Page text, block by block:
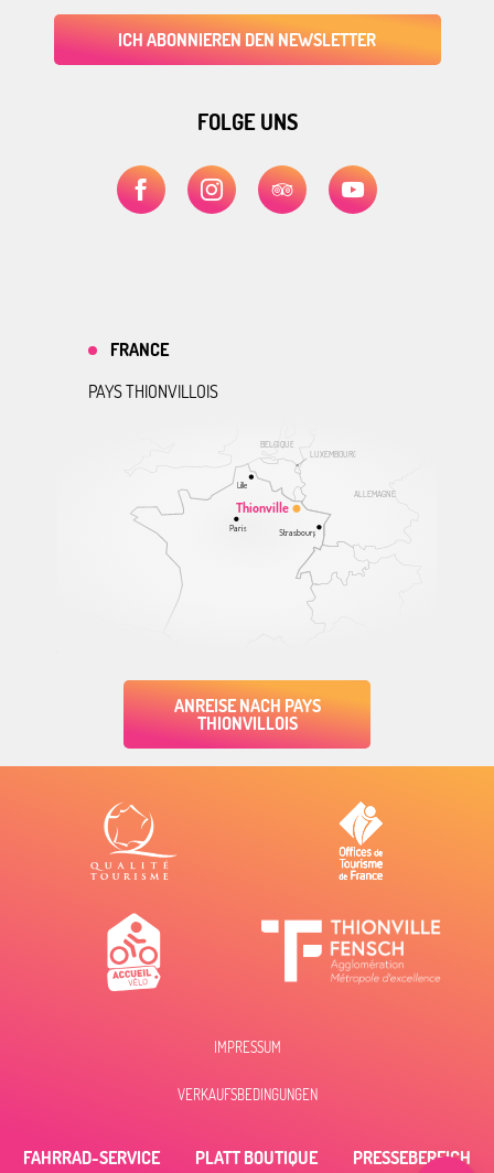
Per E-Mail
kontaktieren
ICH ABONNIEREN DEN NEWSLETTER
FOLGE UNS
ALLEMAGNE
BELGIQUE
LUXEMBOURG
Thionville
Lille
Paris Strasbourg
FRANCE
PAYS THIONVILLOIS
ANREISE NACH PAYS
THIONVILLOIS
IMPRESSUM
VERKAUFSBEDINGUNGEN
FAHRRAD-SERVICE PLATT BOUTIQUE PRESSEBEREICH